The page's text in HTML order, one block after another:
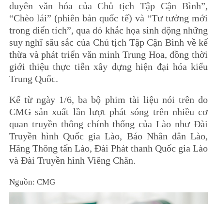
duyên văn hóa của Chủ tịch Tập Cận Bình”,
“Chèo lái” (phiên bản quốc tế) và “Tư tưởng mới
trong điển tích”, qua đó khắc họa sinh động những
suy nghĩ sâu sắc của Chủ tịch Tập Cận Bình về kế
thừa và phát triển văn minh Trung Hoa, đồng thời
giới thiệu thực tiễn xây dựng hiện đại hóa kiểu
Trung Quốc.
Kể từ ngày 1/6, ba bộ phim tài liệu nói trên do
CMG sản xuất lần lượt phát sóng trên nhiều cơ
quan truyền thông chính thống của Lào như Đài
Truyền hình Quốc gia Lào, Báo Nhân dân Lào,
Hãng Thông tấn Lào, Đài Phát thanh Quốc gia Lào
và Đài Truyền hình Viêng Chăn.
Nguồn: CMG